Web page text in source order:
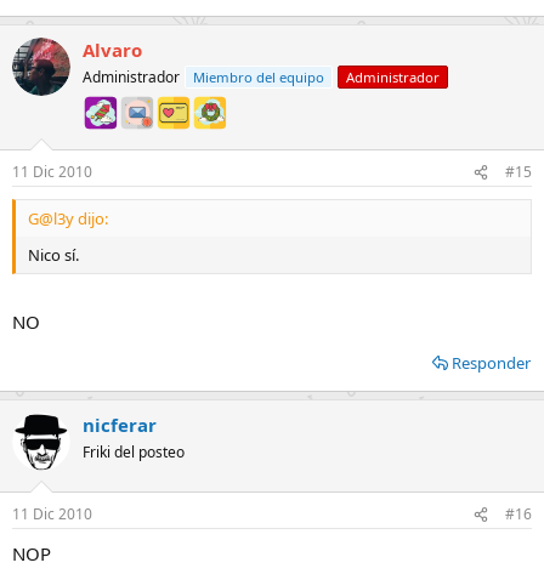
Alvaro
Administrador Miembro del equipo Administrador
11 Dic 2010 #15
G@l3y dijo:
Nico sí.
NO
Responder
nicferar
Friki del posteo
11 Dic 2010 #16
NOP